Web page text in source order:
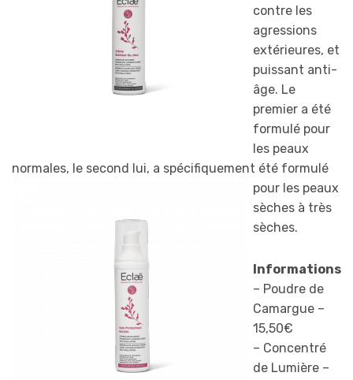
contre les
agressions
extérieures, et
puissant anti-
âge. Le
premier a été
formulé pour
les peaux
normales, le second lui, a spécifiquement été formul é
pour les peaux
sèches à très
sèches.
Informations
– Poudre de
Camargue –
15,50€
– Concentré
de Lumière –